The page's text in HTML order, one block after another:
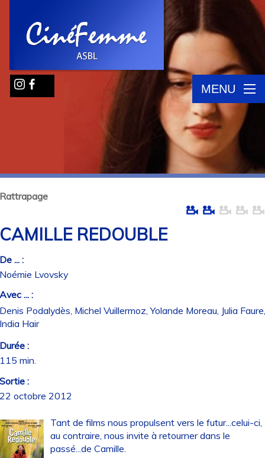
MENU
REDOUBLE
... :
Lvovsky
... :
Podalydès, Michel Vuillermoz, Yolande Moreau, Julia Faure,
Hair
:
min.
:
octobre 2012
Tant de films nous propulsent vers le futur...celui-ci,
au contraire, nous invite à retourner dans le
passé...de Camille.